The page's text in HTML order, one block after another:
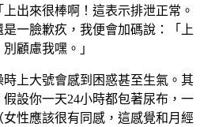
出來很棒啊！這表示排泄正常。
一臉歉疚，我便會加碼說：「上
顧慮我嘿。」
上大號會感到困惑甚至生氣。其
設你一天24小時都包著尿布，一
性應該很有同感，這感覺和月經